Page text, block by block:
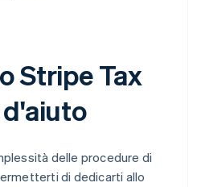
Stripe Tax
d'aiuto
delle procedure di
di dedicarti allo